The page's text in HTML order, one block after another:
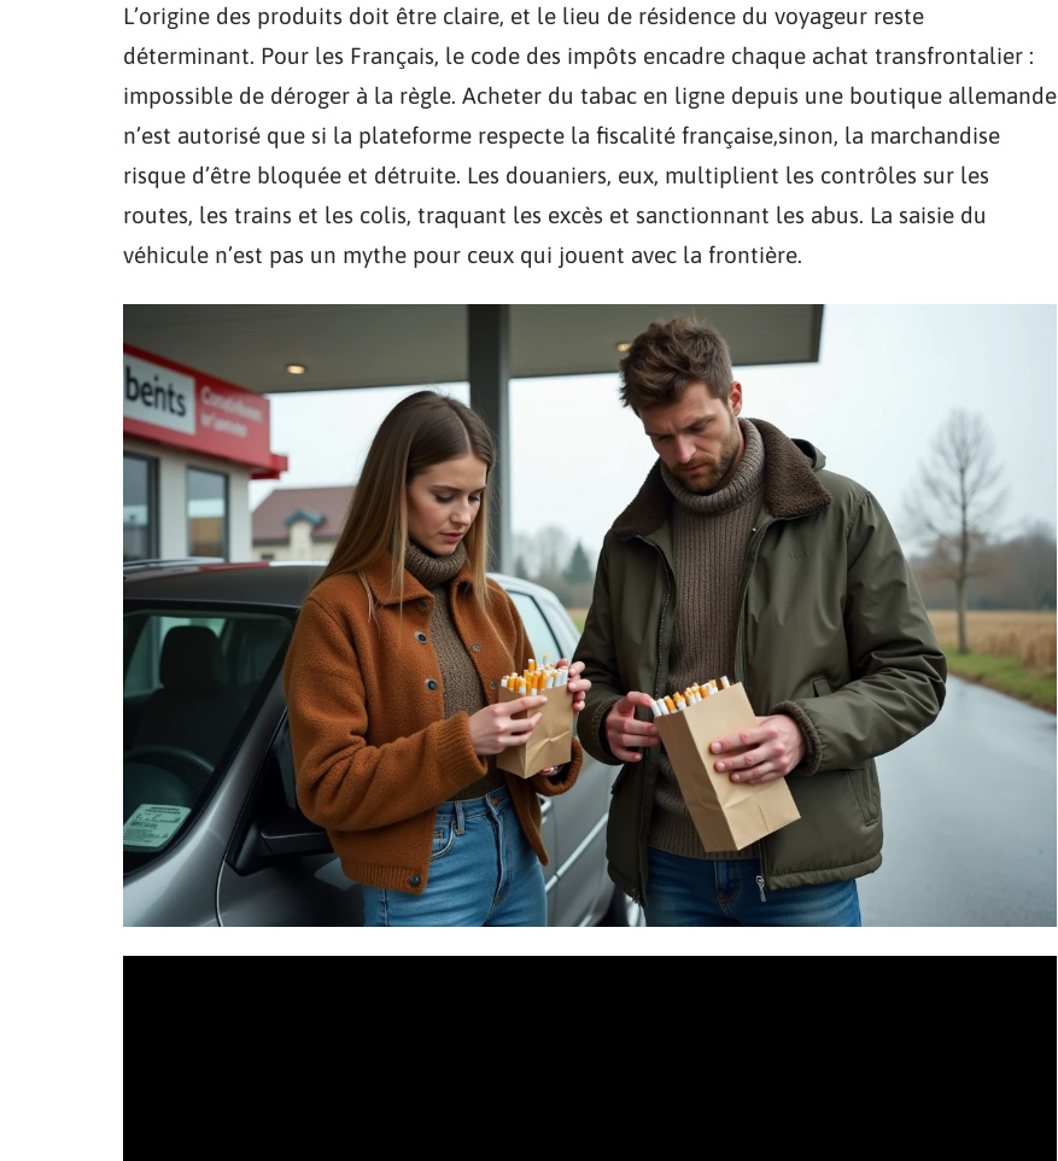
L’origine des produits doit être claire, et le lieu de résidence du voyageur reste
déterminant. Pour les Français, le code des impôts encadre chaque achat transfrontalier :
impossible de déroger à la règle. Acheter du tabac en ligne depuis une boutique allemande
n’est autorisé que si la plateforme respecte la fiscalité française,sinon, la marchandise
risque d’être bloquée et détruite. Les douaniers, eux, multiplient les contrôles sur les
routes, les trains et les colis, traquant les excès et sanctionnant les abus. La saisie du
véhicule n’est pas un mythe pour ceux qui jouent avec la frontière.